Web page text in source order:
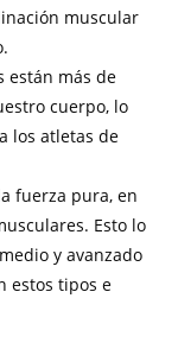
muscular
están más de
cuerpo, lo
los atletas de
fuerza pura, en
Esto lo
y avanzado
estos tipos e